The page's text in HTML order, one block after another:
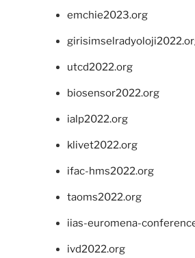
emchie2023.org
utcd2022.org
biosensor2022.org
ialp2022.org
klivet2022.org
ifac-hms2022.org
taoms2022.org
iias-euromena-
ivd2022.org